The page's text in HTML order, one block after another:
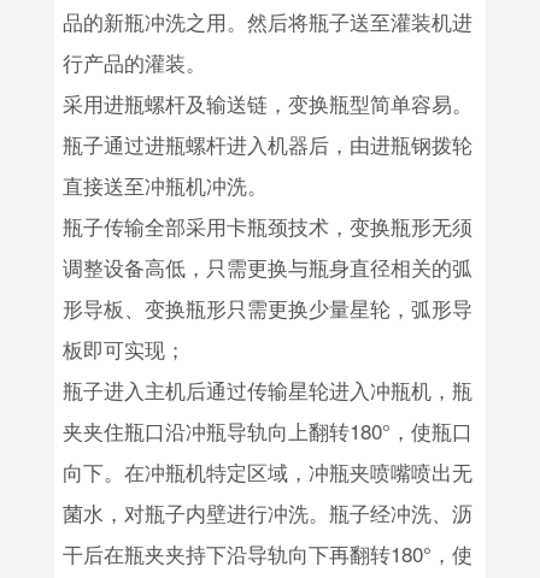
品的新瓶冲洗之用。然后将瓶子送至灌装机进
行产品的灌装。
采用进瓶螺杆及输送链，变换瓶型简单容易。
瓶子通过进瓶螺杆进入机器后，由进瓶钢拨轮
直接送至冲瓶机冲洗。
瓶子传输全部采用卡瓶颈技术，变换瓶形无须
调整设备高低，只需更换与瓶身直径相关的弧
形导板、变换瓶形只需更换少量星轮，弧形导
板即可实现；
瓶子进入主机后通过传输星轮进入冲瓶机，瓶
夹夹住瓶口沿冲瓶导轨向上翻转180°，使瓶口
向下。在冲瓶机特定区域，冲瓶夹喷嘴喷出无
菌水，对瓶子内壁进行冲洗。瓶子经冲洗、沥
干后在瓶夹夹持下沿导轨向下再翻转180°，使